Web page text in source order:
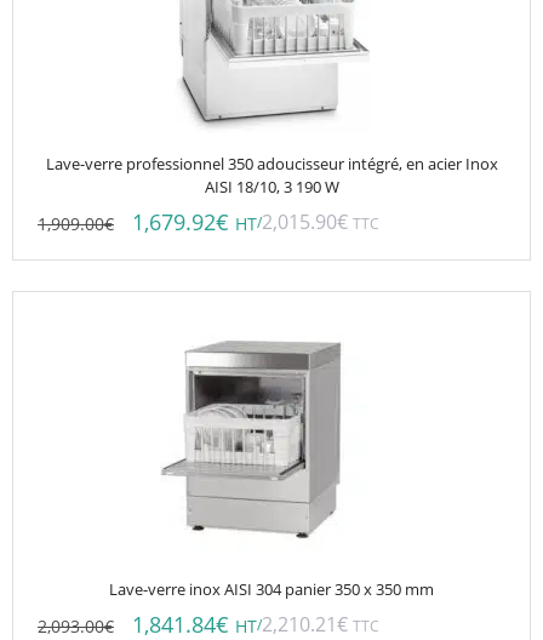
Lave-verre professionnel 350 adoucisseur intégré, en acier Inox
AISI 18/10, 3 190 W
1,909.00€ 1,679.92€ HT/2,015.90€ TTC
Lave-verre inox AISI 304 panier 350 x 350 mm
2,093.00€ 1,841.84€ HT/2,210.21€ TTC